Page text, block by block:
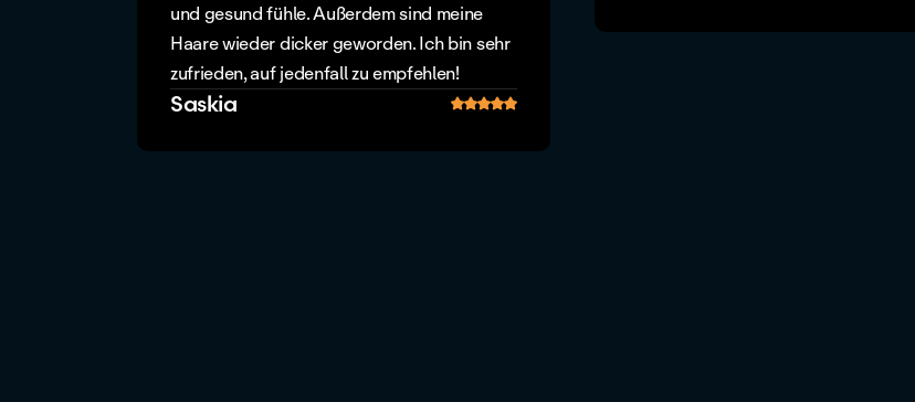
und gesund fühle. Außerdem sind meine
Haare wieder dicker geworden. Ich bin sehr
zufrieden, auf jedenfall zu empfehlen!
Saskia